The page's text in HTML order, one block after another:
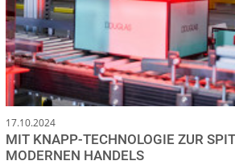
17.10.2024
MIT KNAPP-TECHNOLOGIE ZUR
MODERNEN HANDELS